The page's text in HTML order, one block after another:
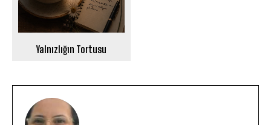
Yalnızlığın Tortusu